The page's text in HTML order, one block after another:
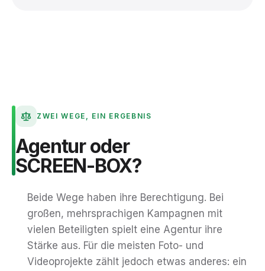
ZWEI WEGE, EIN ERGEBNIS
Agentur oder
SCREEN-BOX?
Beide Wege haben ihre Berechtigung. Bei
großen, mehrsprachigen Kampagnen mit
vielen Beteiligten spielt eine Agentur ihre
Stärke aus. Für die meisten Foto- und
Videoprojekte zählt jedoch etwas anderes: ein